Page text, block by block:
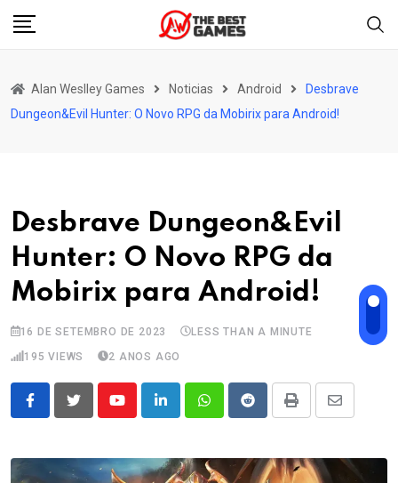
Skip
Alan Weslley Games Noticias Android
Desbrave
Dungeon&Evil Hunter: O Novo RPG da Mobirix para Android!
Desbrave Dungeon&Evil
Hunter: O Novo RPG da
Mobirix para Android!
16 DE SETEMBRO DE 2023
LESS THAN A MINUTE
195 VIEWS 2 ANOS AGO
YoutubeLinkedInWhatsappRedditPrint
Share
Email